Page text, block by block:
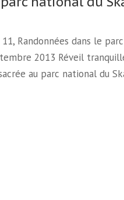
11, Randonnées dans le
2013 Réveil
au parc national du